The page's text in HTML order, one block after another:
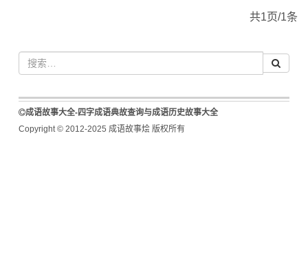
共1页/1条
成语故事大全-四字成语典故查询与成语历史故事大全
Copyright © 2012-2025 成语故事烩 版权所有